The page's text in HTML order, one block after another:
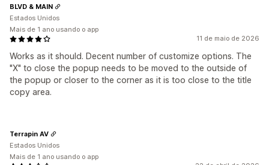
11 de maio de 2026
Works as it should. Decent number of customize options. The
"X" to close the popup needs to be moved to the outside of
the popup or closer to the corner as it is too close to the title
copy area.
BLVD & MAIN
Estados Unidos
Mais de 1 ano usando o app
Terrapin AV
Estados Unidos
Mais de 1 ano usando o app